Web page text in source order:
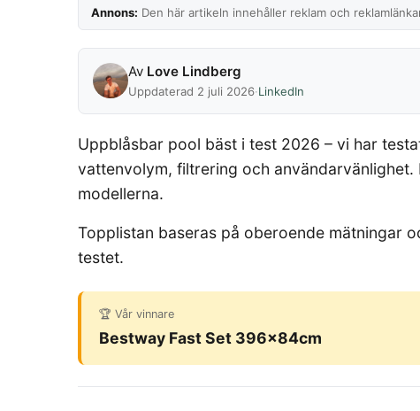
Annons: Den här artikeln innehåller reklam och
Av Love Lindberg
Uppdaterad 2 juli 2026·LinkedIn
Uppblåsbar pool bäst i test 2026 – vi har
vattenvolym, filtrering och
modellerna.
Topplistan baseras på oberoende mätningar
testet.
🏆 Vår vinnare
Bestway Fast Set 396x84cm